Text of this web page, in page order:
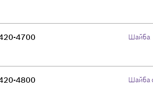
4700 Шайба
4800 Шайба